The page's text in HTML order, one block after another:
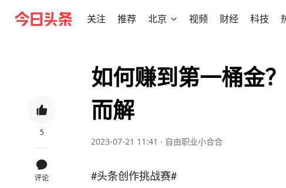
关注 推荐 北京 视频 财经 科技
5
评论
如何赚到第一桶金
而解
2023-07-21 11:41 · 自由职业小合合
#头条创作挑战赛#